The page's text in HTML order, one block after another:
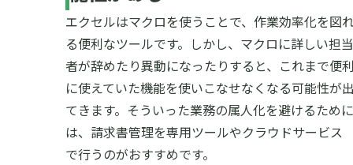
エクセルはマクロを使うことで、作業効率化を図
る便利なツールです。しかし、マクロに詳しい担当
者が辞めたり異動になったりすると、これまで便
に使えていた機能を使いこなせなくなる可能性が
てきます。 そういった業務の属人化を避けるために
は、請求書管理を専用ツールやクラウドサービス
で行うのがおすすめです。